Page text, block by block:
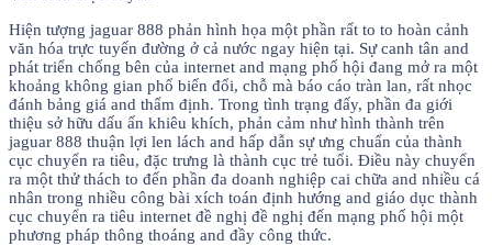
Hiện tượng jaguar 888 phản hình họa một phần rất to to hoàn cảnh
văn hóa trực tuyến đường ở cả nước ngay hiện tại. Sự canh tân and
phát triển chống bên của internet and mạng phố hội đang mở ra một
khoảng không gian phổ biến đổi, chỗ mà báo cáo tràn lan, rất nhọc
đánh bảng giá and thẩm định. Trong tình trạng đấy, phần đa giới
thiệu sở hữu dấu ấn khiêu khích, phản cảm như hình thành trên
jaguar 888 thuận lợi len lách and hấp dẫn sự ưng chuẩn của thành
cục chuyển ra tiêu, đặc trưng là thành cục trẻ tuổi. Điều này chuyển
ra một thử thách to đến phần đa doanh nghiệp cai chữa and nhiều cá
nhân trong nhiều công bài xích toán định hướng and giáo dục thành
cục chuyển ra tiêu internet đề nghị đề nghị đến mạng phố hội một
phương pháp thông thoáng and đầy công thức.